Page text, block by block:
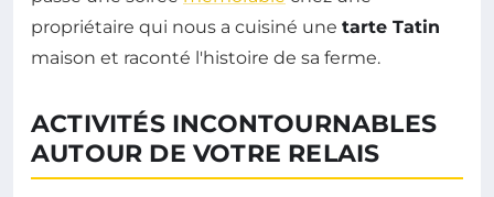
propriétaire qui nous a cuisiné une tarte Tatin
maison et raconté l'histoire de sa ferme.
ACTIVITÉS INCONTOURNABLES
AUTOUR DE VOTRE RELAIS